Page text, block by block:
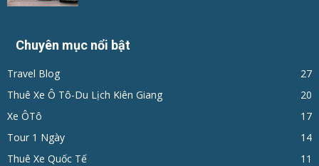
Chuyên mục nổi bật
Travel Blog
27
Thuê Xe Ô Tô-Du Lịch Kiên Giang
20
Xe ÔTô
17
Tour 1 Ngày
14
Thuê Xe Quốc Tế
11